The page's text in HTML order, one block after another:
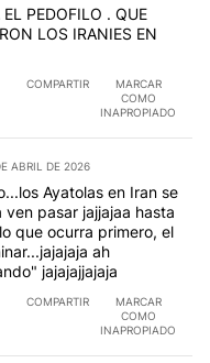
PEDOFILO . QUE
LOS IRANIES EN
COMPARTIR
MARCAR
COMO
INAPROPIADO
ABRIL DE 2026
Ayatolas en Iran se
pasar jajjajaa hasta
que ocurra primero, el
ah
jajajajjajaja
COMPARTIR
MARCAR
COMO
INAPROPIADO